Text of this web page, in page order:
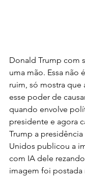
Donald Trump com
uma mão. Essa não
ruim, só mostra
esse poder de
quando envolve
presidente e agora
Trump a presidência
Unidos publicou a
com IA dele
imagem foi postada